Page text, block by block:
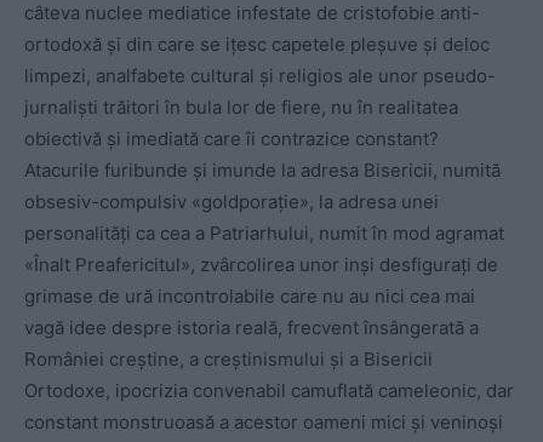
câteva nuclee mediatice infestate de cristofobie anti-
ortodoxă și din care se ițesc capetele pleșuve și deloc
limpezi, analfabete cultural și religios ale unor pseudo-
jurnaliști trăitori în bula lor de fiere, nu în realitatea
obiectivă și imediată care îi contrazice constant?
Atacurile furibunde și imunde la adresa Bisericii, numită
obsesiv-compulsiv «goldporație», la adresa unei
personalități ca cea a Patriarhului, numit în mod agramat
«Înalt Preafericitul», zvârcolirea unor inși desfigurați de
grimase de ură incontrolabile care nu au nici cea mai
vagă idee despre istoria reală, frecvent însângerată a
României creștine, a creștinismului și a Bisericii
Ortodoxe, ipocrizia convenabil camuflată cameleonic, dar
constant monstruoasă a acestor oameni mici și veninoși